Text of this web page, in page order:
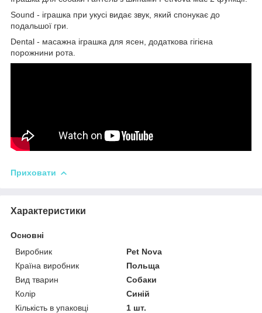
Sound - іграшка при укусі видає звук, який спонукає до
подальшої гри.
Dental - масажна іграшка для ясен, додаткова гігієна
порожнини рота.
Приховати
Характеристики
Основні
Виробник
Pet Nova
Країна виробник
Польща
Вид тварин
Собаки
Колір
Синій
Кількість в упаковці
1 шт.